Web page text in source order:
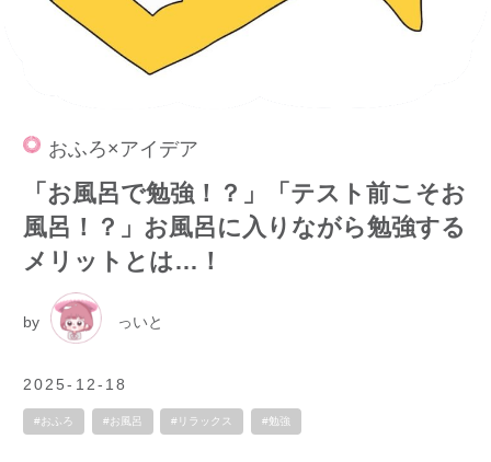
おふろ×アイデア
「お風呂で勉強！？」「テスト前こそお
風呂！？」お風呂に入りながら勉強する
メリットとは…！
by っいと
2025-12-18
#おふろ #お風呂 #リラックス #勉強